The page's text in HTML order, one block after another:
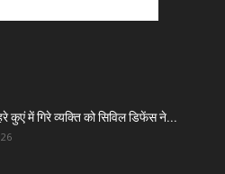
कुएं में गिरे व्यक्ति को सिविल डिफेंस ने...